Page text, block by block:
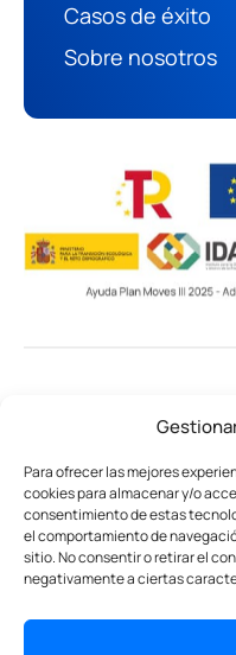
Para ofrecer las mejores
cookies para almacenar y/o
consentimiento de estas
el comportamiento de
sitio. No consentir o retirar el
negativamente a ciertas
Casos de éxito
Sobre nosotros
(+34)
Política de cookies